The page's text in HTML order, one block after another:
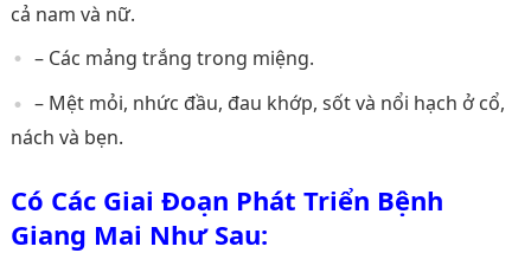
cả nam và nữ.
– Các mảng trắng trong miệng.
– Mệt mỏi, nhức đầu, đau khớp, sốt và nổi hạch ở cổ,
nách và bẹn.
Có Các Giai Đoạn Phát Triển Bệnh
Giang Mai Như Sau: